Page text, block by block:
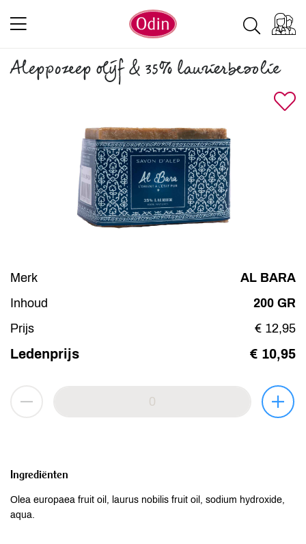
Aleppozeep olijf & 35% laurierbesolie
Merk
AL BARA
Inhoud
200 GR
Prijs
€ 12,95
Ledenprijs € 10,95
Ingrediënten
Olea europaea fruit oil, laurus nobilis fruit oil, sodium hydroxide,
aqua.